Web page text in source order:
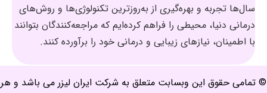
سال‌ها تجربه و بهره‌گیری از به‌روزترین تکنولوژی‌ها و روش‌های
درمانی دنیا، محیطی را فراهم کرده‌ایم که مراجعه‌کنندگان بتوانند
با اطمینان، نیازهای زیبایی و درمانی خود را برآورده کنند.
© تمامی حقوق این وبسابت متعلق به شرکت ایران لیزر می باشد و هر